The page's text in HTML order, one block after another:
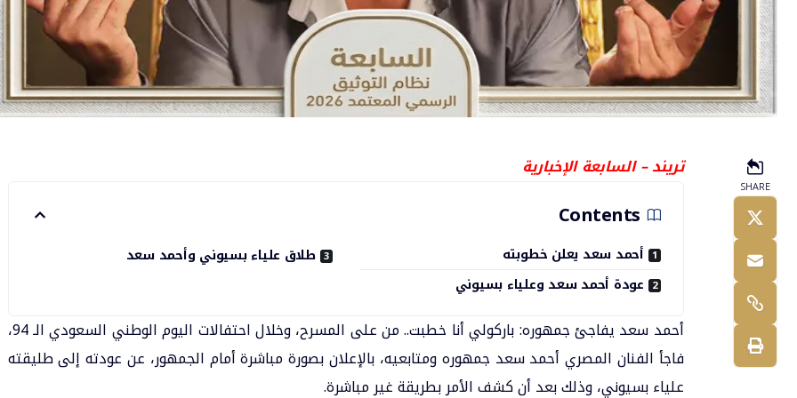
SHARE
تريند – السابعة الإخبارية
Contents
أحمد سعد يعلن خطوبته
عودة أحمد سعد وعلياء بسيوني
طلاق علياء بسيوني وأحمد سعد
أحمد سعد يفاجئ جمهوره: باركولي أنا خطبت
.. من على المسرح، وخلال احتفالات اليوم الوطني السعودي الـ 94،
فاجأ الفنان المصريأحمد سعد جمهوره ومتابعيه، بالإعلان بصورة مباشرة أمام الجمهور، عن عودته إلى طليقته
علياء بسيوني، وذلك بعد أن كشف الأمر بطريقة غير مباشرة.